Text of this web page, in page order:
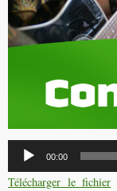
Lecteur
audio
00:00
Télécharger le fichier